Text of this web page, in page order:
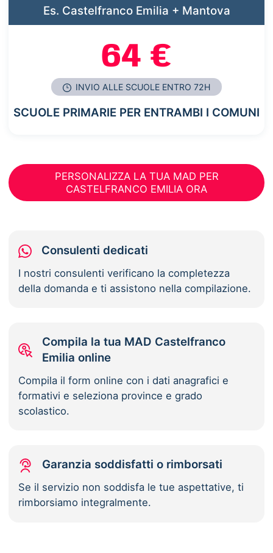
Es. Castelfranco Emilia + Mantova
64 €
INVIO ALLE SCUOLE ENTRO 72H
SCUOLE PRIMARIE PER ENTRAMBI I COMUNI
PERSONALIZZA LA TUA MAD PER
CASTELFRANCO EMILIA ORA
Consulenti dedicati
I nostri consulenti verificano la completezza
della domanda e ti assistono nella compilazione.
Compila la tua MAD Castelfranco
Emilia online
Compila il form online con i dati anagrafici e
formativi e seleziona province e grado
scolastico.
Garanzia soddisfatti o rimborsati
Se il servizio non soddisfa le tue aspettative, ti
rimborsiamo integralmente.